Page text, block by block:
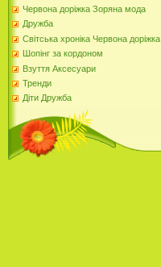
Червона доріжка Зоряна мода
Дружба
Світська хроніка Червона доріжка
Шопінг за кордоном
Взуття Аксесуари
Тренди
Діти Дружба